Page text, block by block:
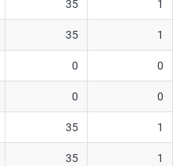
35 1
35 1
0 0
0 0
35 1
35 1